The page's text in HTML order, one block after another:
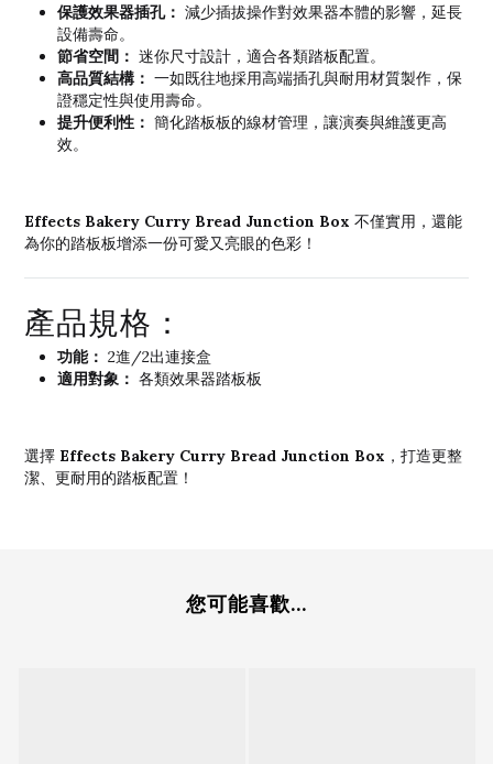
保護效果器插孔： 減少插拔操作對效果器本體的影響，延長
設備壽命。
節省空間： 迷你尺寸設計，適合各類踏板配置。
高品質結構： 一如既往地採用高端插孔與耐用材質製作，保
證穩定性與使用壽命。
提升便利性： 簡化踏板板的線材管理，讓演奏與維護更高
效。
Effects Bakery Curry Bread Junction Box 不僅實用，還能
為你的踏板板增添一份可愛又亮眼的色彩！
產品規格：
功能： 2進/2出連接盒
適用對象： 各類效果器踏板板
選擇 Effects Bakery Curry Bread Junction Box ，打造更整
潔、更耐用的踏板配置！
您可能喜歡...